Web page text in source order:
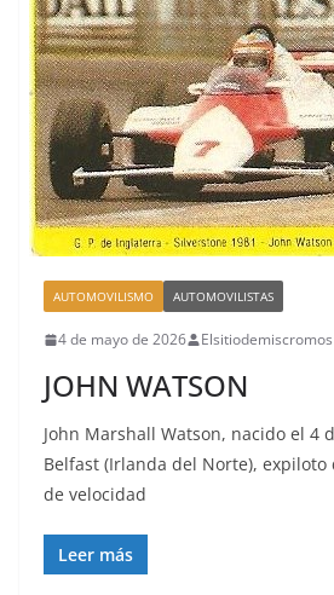
AUTOMOVILISMO AUTOMOVILISTAS
4 de mayo de 2026 Elsitiodemiscromos
JOHN WATSON
John Marshall Watson, nacido el 4
Belfast (Irlanda del Norte),
de velocidad
Leer más